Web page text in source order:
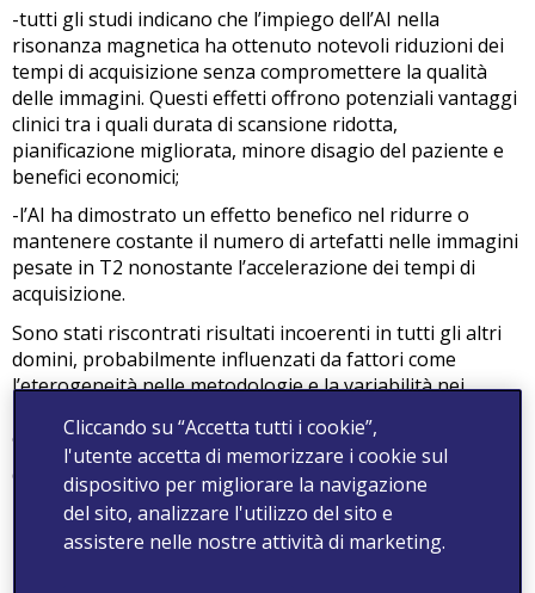
-tutti gli studi indicano che l’impiego dell’AI nella
risonanza magnetica ha ottenuto notevoli riduzioni dei
tempi di acquisizione senza compromettere la qualità
delle immagini. Questi effetti offrono potenziali vantaggi
clinici tra i quali durata di scansione ridotta,
pianificazione migliorata, minore disagio del paziente e
benefici economici;
-l’AI ha dimostrato un effetto benefico nel ridurre o
mantenere costante il numero di artefatti nelle immagini
pesate in T2 nonostante l’accelerazione dei tempi di
acquisizione.
Sono stati riscontrati risultati incoerenti in tutti gli altri
domini, probabilmente influenzati da fattori come
l’eterogeneità nelle metodologie e la variabilità nei
e più solidi nonché la standardizzazione dei modelli AI.
Gli Autori concludono che l’integrazione dell’AI
nell’ambito della risonanza magnetica per i tumori della
prostata mostra finora risultati incoraggianti che
potrebbero colmare le attuali lacune nella diagnosi
Cliccando su “Accetta tutti i cookie”,
l'utente accetta di memorizzare i cookie sul
dispositivo per migliorare la navigazione
del sito, analizzare l'utilizzo del sito e
assistere nelle nostre attività di marketing.